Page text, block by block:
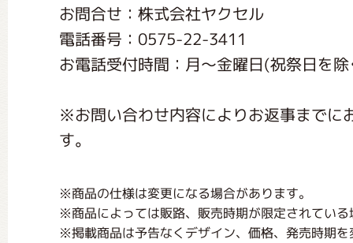
お問合せ：株式会社ヤクセル
電話番号：0575-22-3411
お電話受付時間：月〜金曜日(祝祭日を
※お問い合わせ内容によりお返事までに
す。
※商品の仕様は変更になる場合があります。
※商品によっては販路、販売時期が限定されてい
※掲載商品は予告なくデザイン、価格、発売時期
くまのがっこう 家庭科部